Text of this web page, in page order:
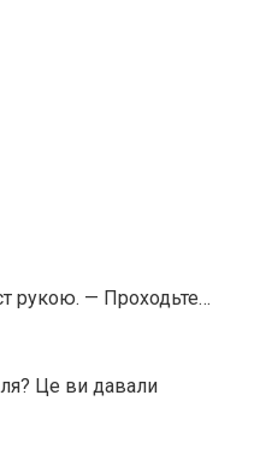
рукою. — Проходьте…
Це ви давали